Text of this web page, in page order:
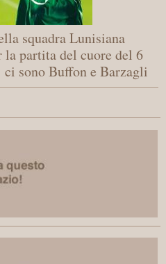
squadra Lunisiana
la partita del cuore del 6
sono Buffon e Barzagli